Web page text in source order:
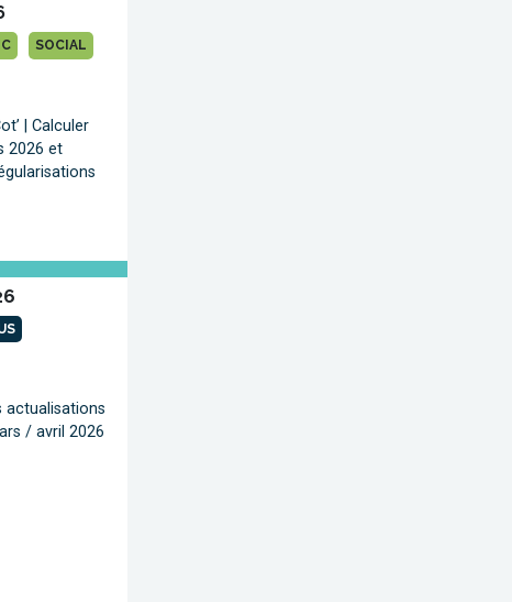
SOCIAL
| Calculer
2026 et
actualisations
/ avril 2026